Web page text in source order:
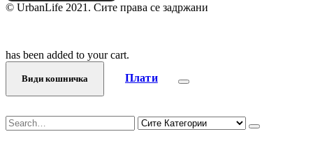
© UrbanLife 2021. Сите права се задржани
has been added to your cart.
Види кошничка Плати